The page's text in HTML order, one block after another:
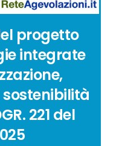
progetto
integrate
sostenibilità
221 del